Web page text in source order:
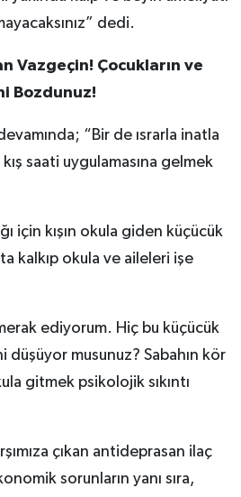
dedi.
Vazgeçin! Çocukların ve
Bozdunuz!
“Bir de ısrarla inatla
saati uygulamasına gelmek
için kışın okula giden küçücük
kalkıp okula ve aileleri işe
ediyorum. Hiç bu küçücük
düşüyor musunuz? Sabahın kör
gitmek psikolojik sıkıntı
çıkan antideprasan ilaç
sorunların yanı sıra,